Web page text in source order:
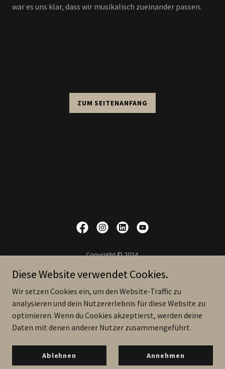
war es uns klar, dass wir musikalisch zueinander passen.
ZUM SEITENANFANG
Copyright © 2024
Alle Rechte vorbehalten.
Datenschutzbestimmungen
Unterstützt von
Diese Website verwendet Cookies.
Wir setzen Cookies ein, um den Website-Traffic zu
analysieren und dein Nutzererlebnis für diese Website zu
optimieren. Wenn du Cookies akzeptierst, werden deine
Daten mit denen anderer Nutzer zusammengeführt.
Ablehnen Annehmen